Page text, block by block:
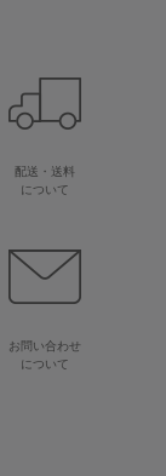
配送・送料
について
お問い合わせ
について